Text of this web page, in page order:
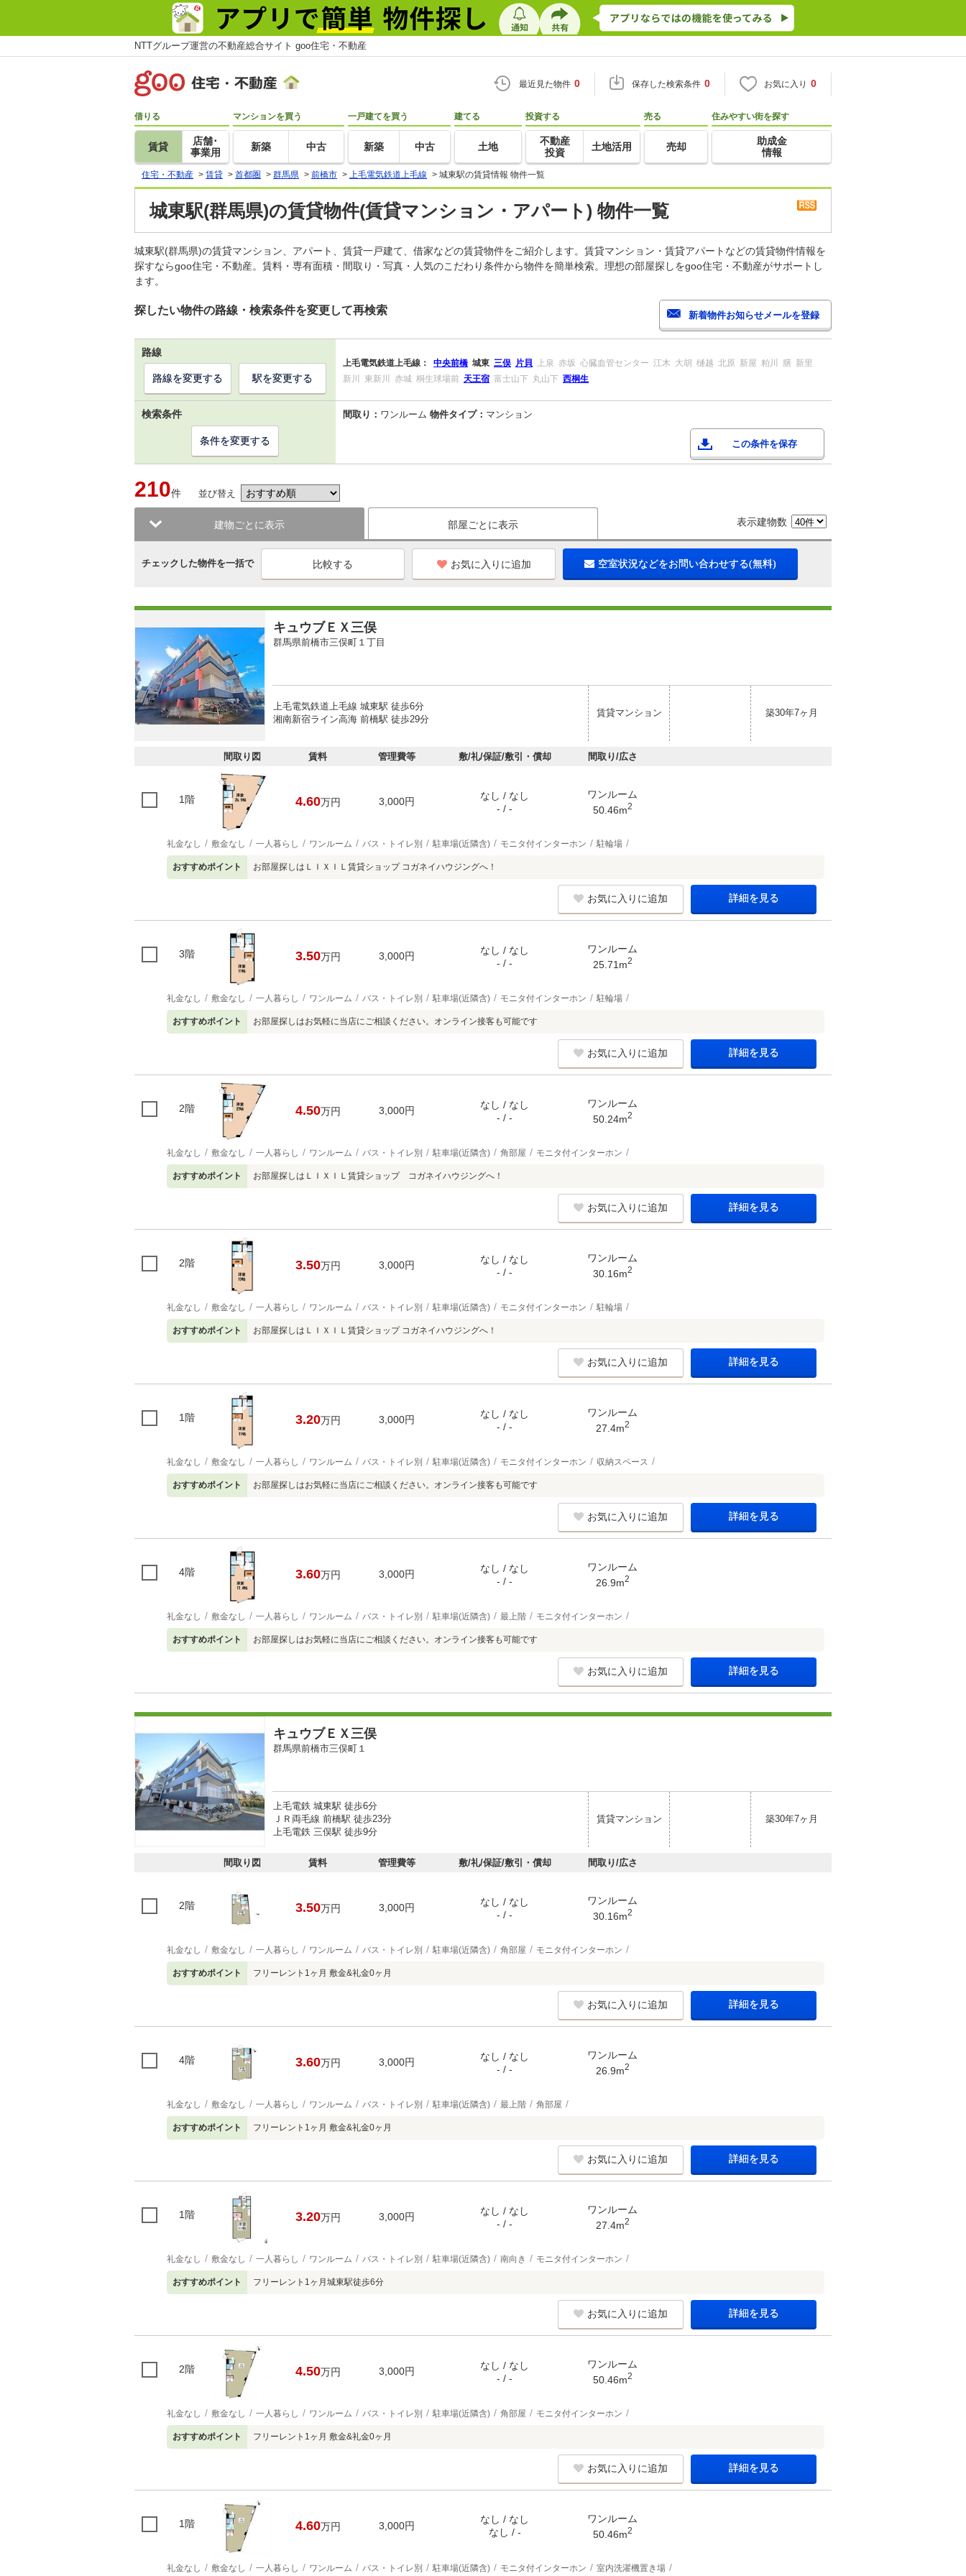
NTTグループ運営の不動産総合サイト goo住宅・不動産
最近見た物件 0 保存した検索条件 0 お気に入り 0
借りる
賃貸
店舗･
事業用
マンションを買う
新築 中古
一戸建てを買う
新築 中古
建てる
土地
投資する
不動産
投資
土地活用
売る
売却
住みやすい街を探す
助成金
情報
住宅・不動産 > 賃貸 > 首都圏 > 群馬県 > 前橋市 > 上毛電気鉄道上毛線 > 城東駅の賃貸情報 物件一覧
城東駅(群馬県)の賃貸物件(賃貸マンション・アパート) 物件一覧
城東駅(群馬県)の賃貸マンション、アパート、賃貸一戸建て、借家などの賃貸物件をご紹介します。賃貸マンション・賃貸アパートなどの賃貸物件情報を
探すならgoo住宅・不動産。賃料・専有面積・間取り・写真・人気のこだわり条件から物件を簡単検索。理想の部屋探しをgoo住宅・不動産がサポートし
ます。
探したい物件の路線・検索条件を変更して再検索
路線
上毛電気鉄道上毛線： 中央前橋 城東 三俣 片貝 上泉 赤坂 心臓血管センター 江木 大胡 樋越 北原 新屋 粕川 膳 新里
新川
東新川 赤城 桐生球場前 天王宿 富士山下 丸山下 西桐生
路線を変更する 駅を変更する
検索条件 間取り： ワンルーム 物件タイプ： マンション
この条件を保存
条件を変更する
210件 並び替え
建物ごとに表示 部屋ごとに表示 表示建物数
チェックした物件を一括で お気に入りに追加 空室状況などをお問い合わせする(無料)
キュウブＥＸ三俣
群馬県前橋市三俣町１丁目
上毛電気鉄道上毛線 城東駅 徒歩6分
湘南新宿ライン高海 前橋駅 徒歩29分
賃貸マンション 築30年7ヶ月
間取り図 賃料 管理費等 敷/礼/保証/敷引・償却 間取り/広さ
1階 4.60万円 3,000円
なし / なし
- / -
ワンルーム
50.46m2
礼金なし 敷金なし 一人暮らし ワンルーム バス・トイレ別 駐車場(近隣含) モニタ付インターホン 駐輪場
おすすめポイント お部屋探しはＬＩＸＩＬ賃貸ショップ コガネイハウジングへ！
お気に入りに追加 詳細を見る
3階 3.50万円 3,000円
なし / なし
- / -
ワンルーム
25.71m2
礼金なし 敷金なし 一人暮らし ワンルーム バス・トイレ別 駐車場(近隣含) モニタ付インターホン 駐輪場
おすすめポイント お部屋探しはお気軽に当店にご相談ください。オンライン接客も可能です
お気に入りに追加 詳細を見る
2階 4.50万円 3,000円
なし / なし
- / -
ワンルーム
50.24m2
礼金なし 敷金なし 一人暮らし ワンルーム バス・トイレ別 駐車場(近隣含) 角部屋 モニタ付インターホン
おすすめポイント お部屋探しはＬＩＸＩＬ賃貸ショップ コガネイハウジングへ！
お気に入りに追加 詳細を見る
2階 3.50万円 3,000円
なし / なし
- / -
ワンルーム
30.16m2
礼金なし 敷金なし 一人暮らし ワンルーム バス・トイレ別 駐車場(近隣含) モニタ付インターホン 駐輪場
おすすめポイント お部屋探しはＬＩＸＩＬ賃貸ショップ コガネイハウジングへ！
お気に入りに追加 詳細を見る
1階 3.20万円 3,000円
なし / なし
- / -
ワンルーム
27.4m2
礼金なし 敷金なし 一人暮らし ワンルーム バス・トイレ別 駐車場(近隣含) モニタ付インターホン 収納スペース
おすすめポイント お部屋探しはお気軽に当店にご相談ください。オンライン接客も可能です
お気に入りに追加 詳細を見る
4階 3.60万円 3,000円
なし / なし
- / -
ワンルーム
26.9m2
礼金なし 敷金なし 一人暮らし ワンルーム バス・トイレ別 駐車場(近隣含) 最上階 モニタ付インターホン
おすすめポイント お部屋探しはお気軽に当店にご相談ください。オンライン接客も可能です
お気に入りに追加 詳細を見る
キュウブＥＸ三俣
群馬県前橋市三俣町１
上毛電鉄 城東駅 徒歩6分
ＪＲ両毛線 前橋駅 徒歩23分
上毛電鉄 三俣駅 徒歩9分
賃貸マンション 築30年7ヶ月
間取り図 賃料 管理費等 敷/礼/保証/敷引・償却 間取り/広さ
2階 3.50万円 3,000円
なし / なし
- / -
ワンルーム
30.16m2
礼金なし 敷金なし 一人暮らし ワンルーム バス・トイレ別 駐車場(近隣含) 角部屋 モニタ付インターホン
おすすめポイント フリーレント1ヶ月 敷金&礼金0ヶ月
お気に入りに追加 詳細を見る
4階 3.60万円 3,000円
なし / なし
- / -
ワンルーム
26.9m2
礼金なし 敷金なし 一人暮らし ワンルーム バス・トイレ別 駐車場(近隣含) 最上階 角部屋
おすすめポイント フリーレント1ヶ月 敷金&礼金0ヶ月
お気に入りに追加 詳細を見る
1階 3.20万円 3,000円
なし / なし
- / -
ワンルーム
27.4m2
礼金なし 敷金なし 一人暮らし ワンルーム バス・トイレ別 駐車場(近隣含) 南向き モニタ付インターホン
おすすめポイント フリーレント1ヶ月城東駅徒歩6分
お気に入りに追加 詳細を見る
2階 4.50万円 3,000円
なし / なし
- / -
ワンルーム
50.46m2
礼金なし 敷金なし 一人暮らし ワンルーム バス・トイレ別 駐車場(近隣含) 角部屋 モニタ付インターホン
おすすめポイント フリーレント1ヶ月 敷金&礼金0ヶ月
お気に入りに追加 詳細を見る
1階 4.60万円 3,000円
なし / なし
なし / -
ワンルーム
50.46m2
礼金なし 敷金なし 一人暮らし ワンルーム バス・トイレ別 駐車場(近隣含) モニタ付インターホン 室内洗濯機置き場